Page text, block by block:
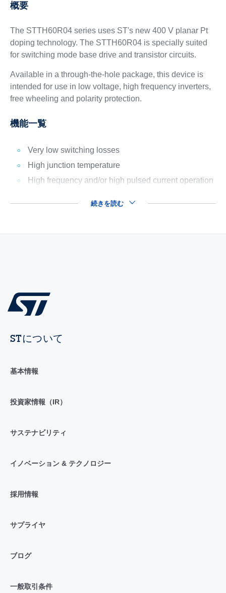
概要
The STTH60R04 series uses ST's new 400 V planar Pt
doping technology. The STTH60R04 is specially suited
for switching mode base drive and transistor circuits.
Available in a through-the-hole package, this device is
intended for use in low voltage, high frequency inverters,
free wheeling and polarity protection.
機能一覧
Very low switching losses
High junction temperature
High frequency and/or high pulsed current operation
続きを読む
STについて
基本情報
投資家情報（IR）
サステナビリティ
イノベーション & テクノロジー
採用情報
サプライヤ
ブログ
一般取引条件